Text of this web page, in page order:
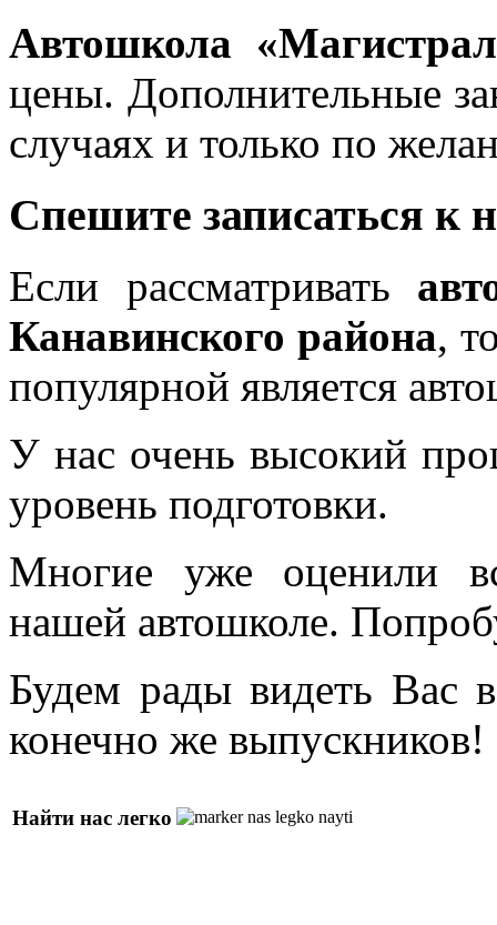
Автошкола
цены. Дополнительные
случаях и только по
Спешите записаться к
Если рассматривать
Канавинского района,
популярной является
У нас очень высокий
уровень подготовки.
Многие уже оценили
нашей автошколе.
Будем рады видеть Вас
конечно же выпускников!
Найти нас легко